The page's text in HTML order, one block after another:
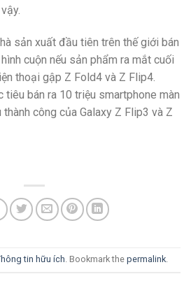
sản xuất đầu tiên trên thế giới bán
cuộn nếu sản phẩm ra mắt cuối
thoại gập Z Fold4 và Z Flip4.
bán ra 10 triệu smartphone màn
công của Galaxy Z Flip3 và Z
tin hữu ích . Bookmark the permalink